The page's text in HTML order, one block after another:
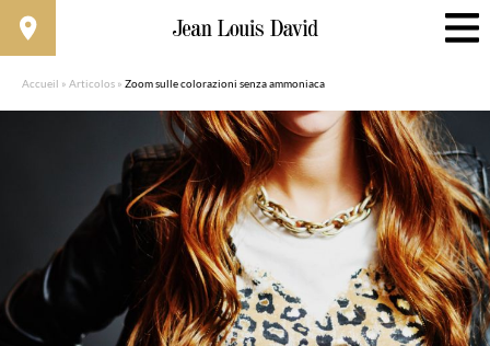
Accueil » Articolos » Zoom sulle colorazioni senza ammoniaca